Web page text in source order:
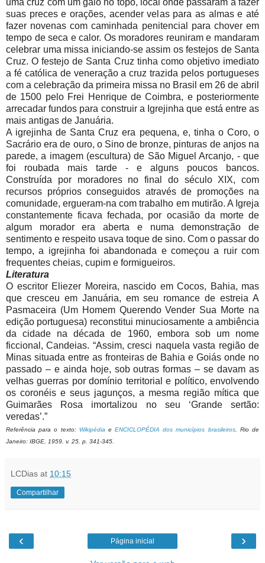
uma cruz com um galo no topo, local onde passaram a fazer
suas preces e orações, acender velas para as almas e até
fazer novenas com caminhada penitencial para chover em
tempo de seca e calor. Os moradores reuniram e mandaram
celebrar uma missa iniciando-se assim os festejos de Santa
Cruz. O festejo de Santa Cruz tinha como objetivo imediato
a fé católica de veneração a cruz trazida pelos portugueses
com a celebração da primeira missa no Brasil em 26 de abril
de 1500 pelo Frei Henrique de Coimbra, e posteriormente
arrecadar fundos para construir a Igrejinha que está entre as
mais antigas de Januária.
A igrejinha de Santa Cruz era pequena, e, tinha o Coro, o
Sacrário era de ouro, o Sino de bronze, pinturas de anjos na
parede, a imagem (escultura) de São Miguel Arcanjo, - que
foi roubada mais tarde - e alguns poucos bancos.
Construída por moradores no final do século XIX, com
recursos próprios conseguidos através de promoções na
comunidade, ergueram-na com trabalho em mutirão. A Igreja
constantemente ficava fechada, por ocasião da morte de
algum morador era aberta e numa demonstração de
sentimento e respeito usava toque de sino. Com o passar do
tempo, a igrejinha foi abandonada e começou a ruir com
frequentes cheias, cupim e formigueiros.
Literatura
O escritor Eliezer Moreira, nascido em Cocos, Bahia, mas
que cresceu em Januária, em seu romance de estreia A
Pasmaceira (Um Homem Querendo Vender Sua Morte na
edição portuguesa) reconstitui minuciosamente a ambiência
da cidade na década de 1960, embora sob um nome
ficcional, Candeias. “Assim, cresci naquela vasta região de
Minas situada entre as fronteiras de Bahia e Goiás onde no
passado – e ainda hoje, sob outras formas – se davam as
velhas guerras por domínio territorial e político, envolvendo
os coronéis e seus jagunços, a mesma região mítica que
Guimarães Rosa imortalizou no seu ‘Grande sertão:
veredas’.”
Referência para o texto: Wikipédia eENCICLOPÉDIA dos municípios brasileiros. Rio de
Janeiro: IBGE, 1959. v. 25. p. 341-345.
LCDias at 10:15
Compartilhar
‹ ›
Página inicial